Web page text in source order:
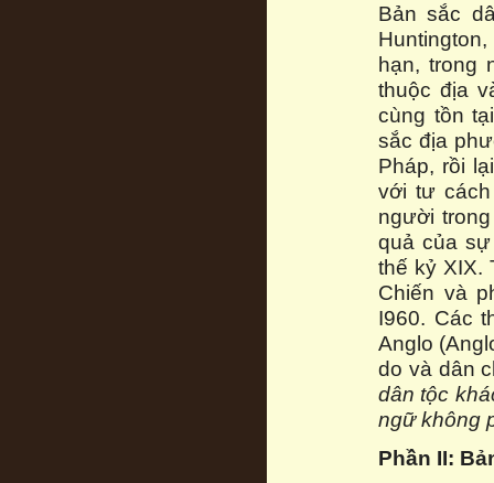
Bản sắc
hạn, trong
thuộc địa
cùng tồn
sắc địa
Pháp, rồi
với tư
người
quả của
thế kỷ XIX.
Chiến và
I960. Các
Anglo
do và dân
dân tộc
ngữ không
Phần II: